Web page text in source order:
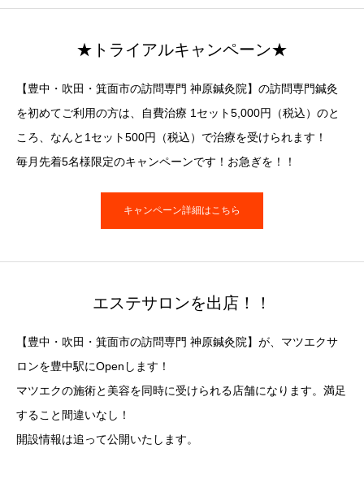
★トライアルキャンペーン★
【豊中・吹田・箕面市の訪問専門 神原鍼灸院】の訪問専門鍼灸
を初めてご利用の方は、自費治療 1セット5,000円（税込）のと
ころ、なんと1セット500円（税込）で治療を受けられます！
毎月先着5名様限定のキャンペーンです！お急ぎを！！
キャンペーン詳細はこちら
エステサロンを出店！！
【豊中・吹田・箕面市の訪問専門 神原鍼灸院】が、マツエクサ
ロンを豊中駅にOpenします！
マツエクの施術と美容を同時に受けられる店舗になります。満足
すること間違いなし！
開設情報は追って公開いたします。